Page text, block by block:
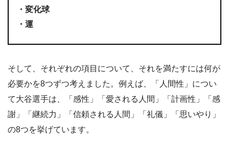
・変化球
・運
そして、それぞれの項目について、それを満たすには何が
必要かを8つずつ考えました。例えば、「人間性」につい
て大谷選手は、「感性」「愛される人間」「計画性」「感
謝」「継続力」「信頼される人間」「礼儀」「思いやり」
の8つを挙げています。